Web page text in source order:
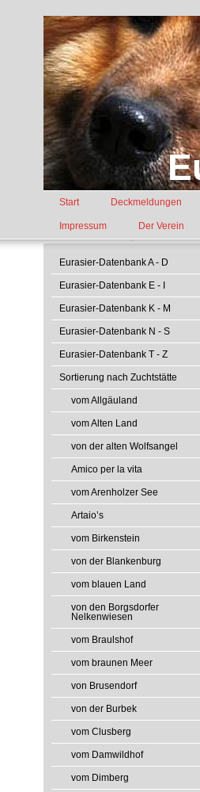
Start Deckmeldungen
Impressum Der Verein
Eurasier-Datenbank A - D
Eurasier-Datenbank E - I
Eurasier-Datenbank K - M
Eurasier-Datenbank N - S
Eurasier-Datenbank T - Z
Sortierung nach Zuchtstätte
vom Allgäuland
vom Alten Land
von der alten Wolfsangel
Amico per la vita
vom Arenholzer See
Artaio’s
vom Birkenstein
von der Blankenburg
vom blauen Land
von den Borgsdorfer
Nelkenwiesen
vom Braulshof
vom braunen Meer
von Brusendorf
von der Burbek
vom Clusberg
vom Damwildhof
vom Dimberg